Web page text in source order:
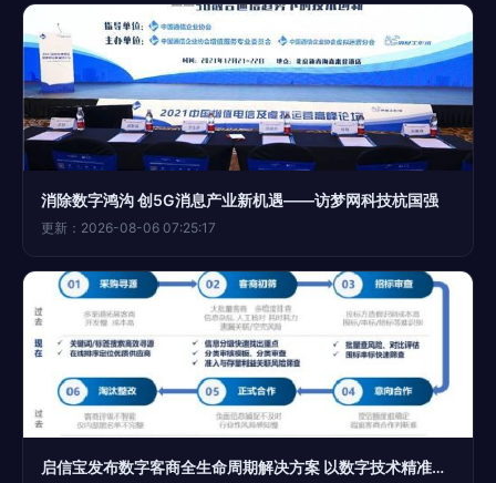
消除数字鸿沟 创5G消息产业新机遇——访梦网科技杭国强
更新：2026-08-06 07:25:17
启信宝发布数字客商全生命周期解决方案 以数字技术精准助力产业数字化转型